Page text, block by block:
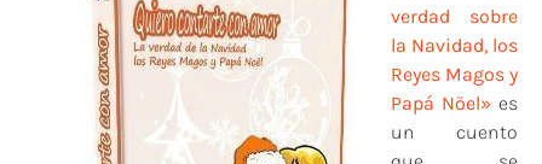
verdad sobre
la Navidad, los
Reyes Magos y
Papá Nöel» es
un cuento